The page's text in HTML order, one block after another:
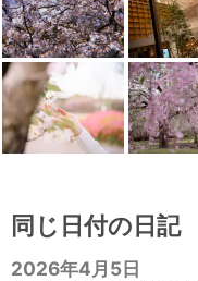
同じ日付の日記
2026年4月5日